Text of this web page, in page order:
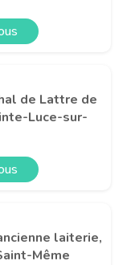
de Lattre de
Luce-sur-
laiterie,
Même